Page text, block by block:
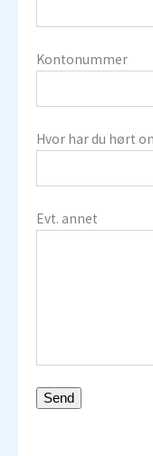
Kontonummer
Hvor har du hørt
Evt. annet